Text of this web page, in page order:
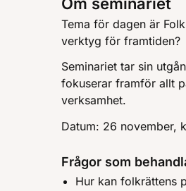
Tema för dagen är
verktyg för framtiden?
Seminariet tar sin
fokuserar framför allt
verksamhet.
Datum: 26 november,
Frågor som
Hur kan folkrättens